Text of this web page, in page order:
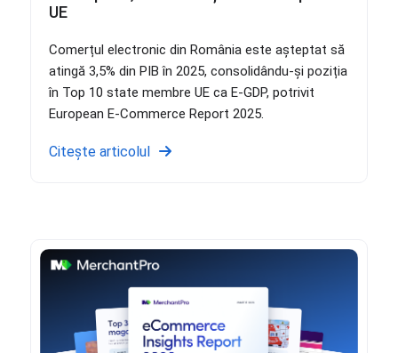
UE
Comerțul electronic din România este așteptat să
atingă 3,5% din PIB în 2025, consolidându-și poziția
în Top 10 state membre UE ca E-GDP, potrivit
European E-Commerce Report 2025.
Citește articolul